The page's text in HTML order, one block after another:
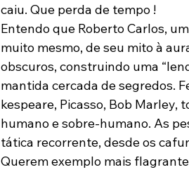
caiu. Que perda de tempo !
Entendo que Roberto Carlos,
muito mesmo, de seu mito à
obscuros, construindo uma
mantida cercada de segredos.
kespeare, Picasso, Bob Marley,
humano e sobre-humano. As
tática recorrente, desde os
Querem exemplo mais